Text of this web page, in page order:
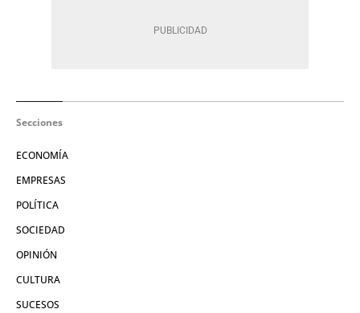
Secciones
ECONOMÍA
EMPRESAS
POLÍTICA
SOCIEDAD
OPINIÓN
CULTURA
SUCESOS